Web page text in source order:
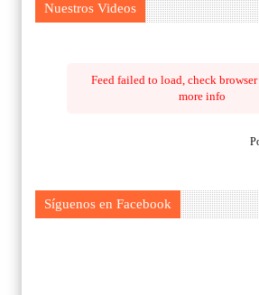
Nuestros Videos
Feed failed to load, check
more info
Síguenos en Facebook